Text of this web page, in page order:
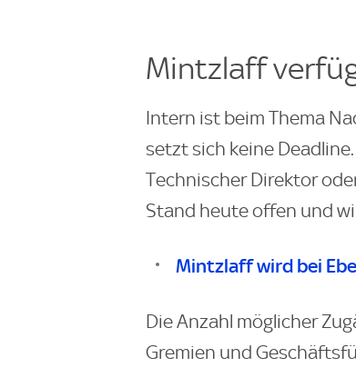
Mintzlaff
Intern ist beim Thema
setzt sich keine
Technischer Direktor
Stand heute offen und
Mintzlaff wird bei
Die Anzahl möglicher
Gremien und